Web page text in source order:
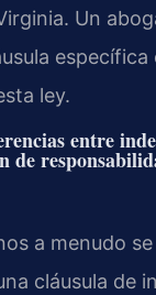
Un
específica
ley.
entre
de
a menudo se
cláusula de